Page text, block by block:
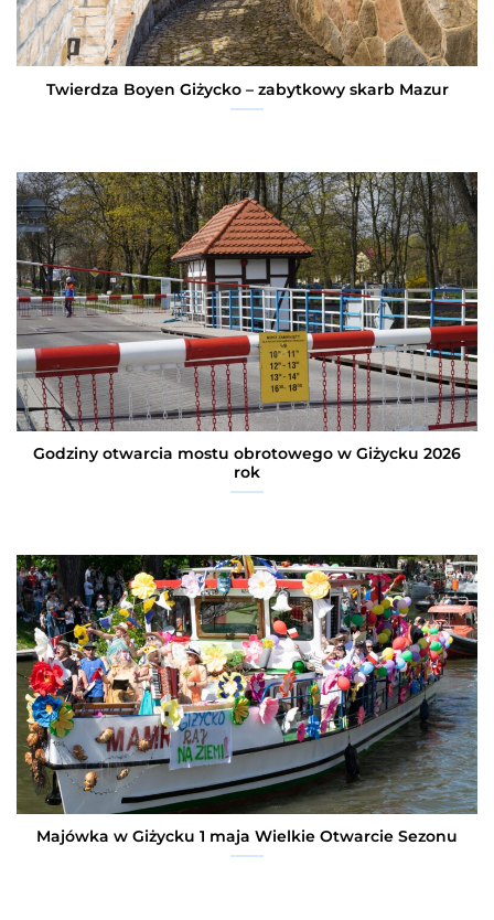
Twierdza Boyen Giżycko – zabytkowy skarb Mazur
Godziny otwarcia mostu obrotowego w Giżycku 2026
rok
Majówka w Giżycku 1 maja Wielkie Otwarcie Sezonu